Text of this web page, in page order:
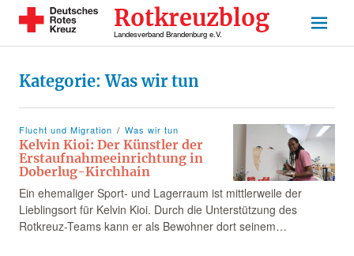
Rotkreuzblog
Landesverband Brandenburg e.V.
Kategorie:Was wir tun
Flucht und Migration Was wir tun
Kelvin Kioi: Der Künstler der
Erstaufnahmeeinrichtung in
Doberlug-Kirchhain
Ein ehemaliger Sport- und Lagerraum ist mittlerweile der
Lieblingsort für Kelvin Kioi. Durch die Unterstützung des
Rotkreuz-Teams kann er als Bewohner dort seinem…